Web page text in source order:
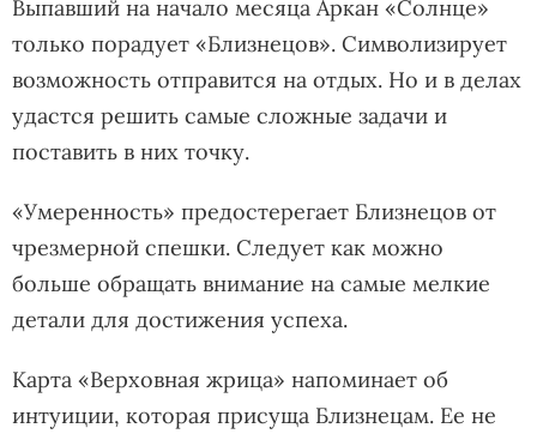
Выпавший на начало месяца Аркан «Солнце»
только порадует «Близнецов». Символизирует
возможность отправится на отдых. Но и в делах
удастся решить самые сложные задачи и
поставить в них точку.
«Умеренность» предостерегает Близнецов от
чрезмерной спешки. Следует как можно
больше обращать внимание на самые мелкие
детали для достижения успеха.
Карта «Верховная жрица» напоминает об
интуиции, которая присуща Близнецам. Ее не